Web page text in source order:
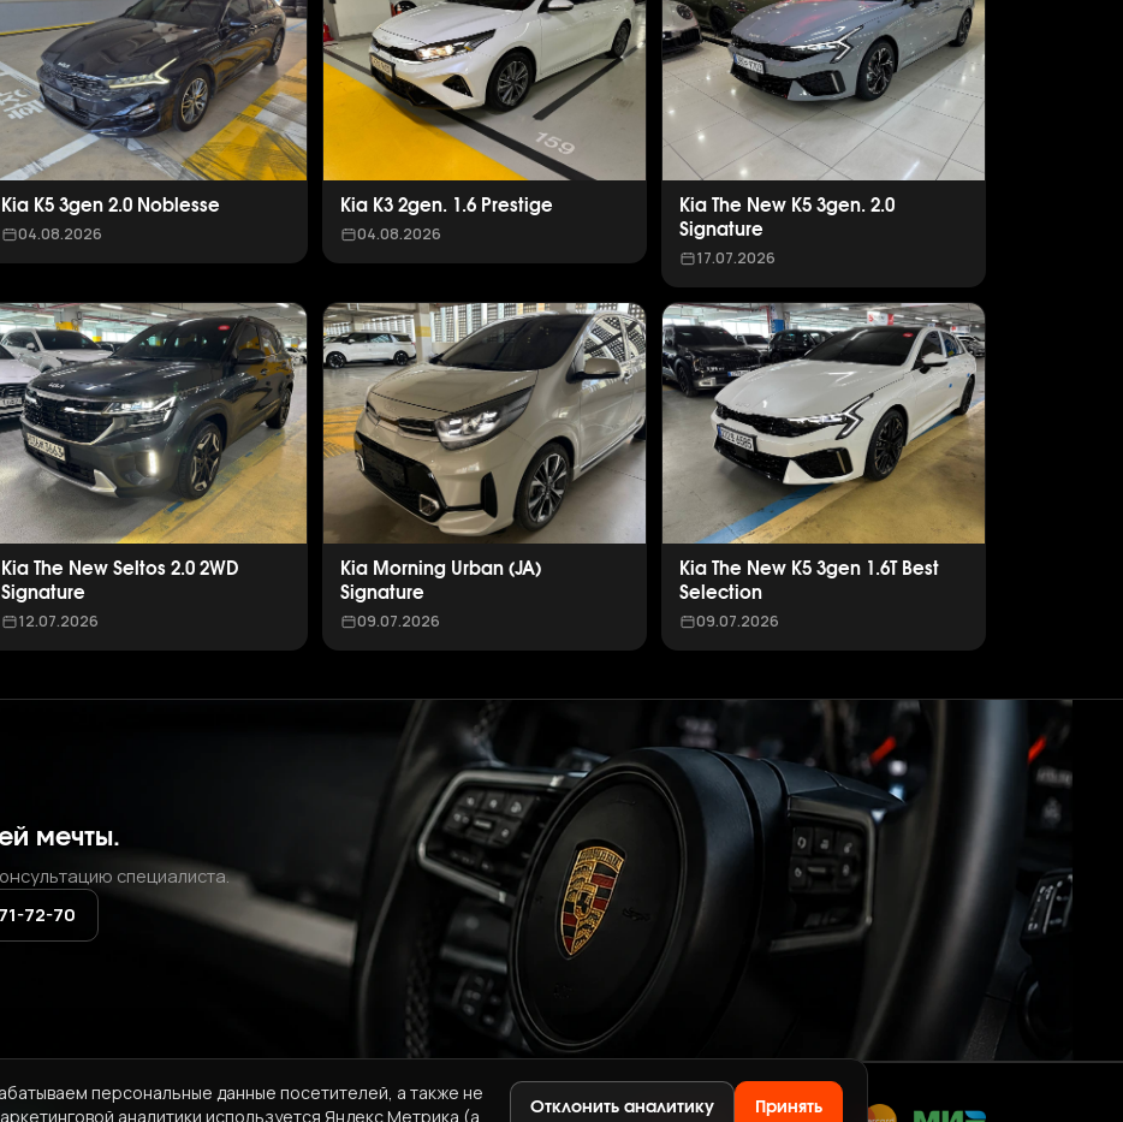
Kia K5 3gen 2.0 Noblesse
04.08.2026
Kia K3 2gen. 1.6 Prestige
04.08.2026
Kia The New K5 3gen. 2.0
Signature
17.07.2026
Kia The New Seltos 2.0 2WD
Signature
12.07.2026
Kia Morning Urban (JA)
Signature
09.07.2026
Kia The New K5 3gen 1.6T Best
Selection
09.07.2026
мечты.
специалиста.
72-70
персональные данные посетителей, а также не
аналитики используется Яндекс.Метрика (а
Отклонить аналитику Принять